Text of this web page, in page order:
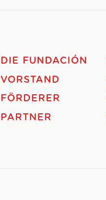
DIE FUNDACIÓN
VORSTAND
FÖRDERER
PARTNER